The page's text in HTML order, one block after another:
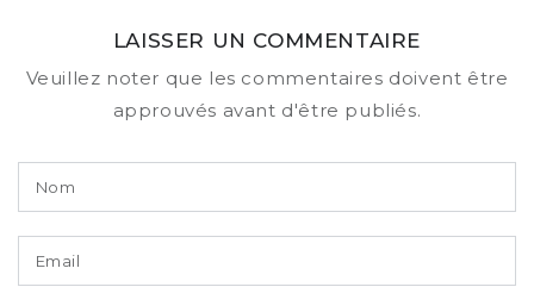
LAISSER UN COMMENTAIRE
Veuillez noter que les commentaires doivent être
approuvés avant d'être publiés.